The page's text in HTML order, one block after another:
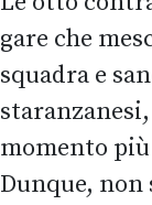
gare che
squadra e
momento
Dunque,